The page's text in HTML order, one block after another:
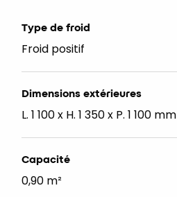
Type de froid
Froid positif
Dimensions extérieures
L. 1 100 x H. 1 350 x P. 1 100 mm
Capacité
0,90 m²